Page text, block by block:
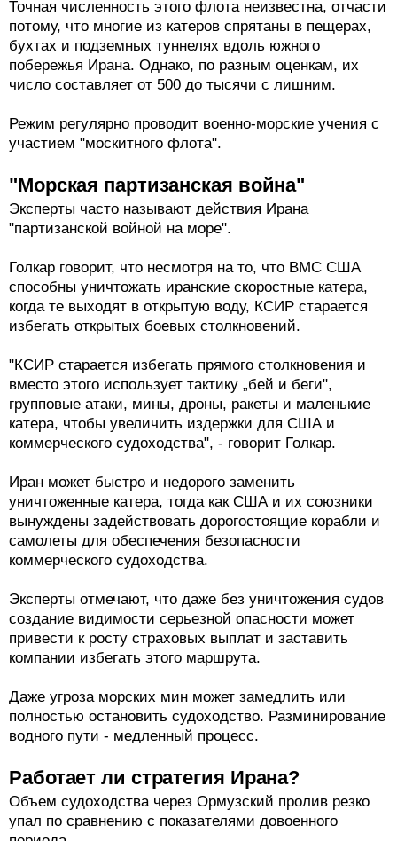
Точная численность этого флота неизвестна, отчасти
потому, что многие из катеров спрятаны в пещерах,
бухтах и подземных туннелях вдоль южного
побережья Ирана. Однако, по разным оценкам, их
число составляет от 500 до тысячи с лишним.
Режим регулярно проводит военно-морские учения с
участием "москитного флота".
"Морская партизанская война"
Эксперты часто называют действия Ирана
"партизанской войной на море".
Голкар говорит, что несмотря на то, что ВМС США
способны уничтожать иранские скоростные катера,
когда те выходят в открытую воду, КСИР старается
избегать открытых боевых столкновений.
"КСИР старается избегать прямого столкновения и
вместо этого использует тактику „бей и беги",
групповые атаки, мины, дроны, ракеты и маленькие
катера, чтобы увеличить издержки для США и
коммерческого судоходства", - говорит Голкар.
Иран может быстро и недорого заменить
уничтоженные катера, тогда как США и их союзники
вынуждены задействовать дорогостоящие корабли и
самолеты для обеспечения безопасности
коммерческого судоходства.
Эксперты отмечают, что даже без уничтожения судов
создание видимости серьезной опасности может
привести к росту страховых выплат и заставить
компании избегать этого маршрута.
Даже угроза морских мин может замедлить или
полностью остановить судоходство. Разминирование
водного пути - медленный процесс.
Работает ли стратегия Ирана?
Объем судоходства через Ормузский пролив резко
упал по сравнению с показателями довоенного